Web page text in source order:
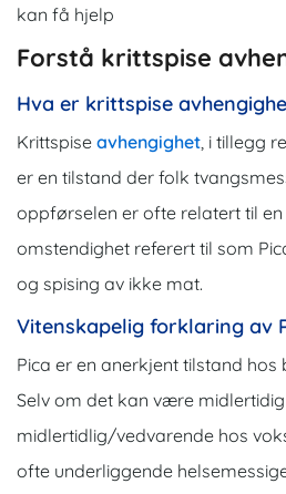
kan få hjelp
Forstå krittspise
Hva er krittspise
Krittspise avhengighet, i tillegg
er en tilstand der folk
oppførselen er ofte relatert til
omstendighet referert til som
og spising av ikke mat.
Vitenskapelig forklaring av
Pica er en anerkjent tilstand
Selv om det kan være
midlertidlig/vedvarende hos
ofte underliggende